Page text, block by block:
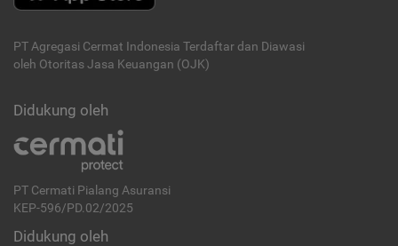
PT Agregasi Cermat Indonesia Terdaftar dan Diawasi
oleh Otoritas Jasa Keuangan (OJK)
Didukung oleh
PT Cermati Pialang Asuransi
KEP-596/PD.02/2025
Didukung oleh